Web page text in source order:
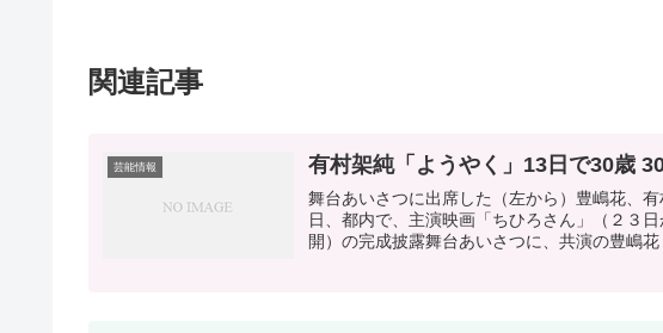
関連記事
芸能情報 有村架純「ようやく」13日で30歳
舞台あいさつに出席した（左から）豊嶋花、
日、都内で、主演映画「ちひろさん」（２３
開）の完成披露舞台あいさつに、共演の豊嶋